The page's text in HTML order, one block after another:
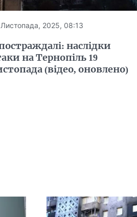
2025, 08:13
наслідки
на Тернопіль 19
(відео, оновлено)